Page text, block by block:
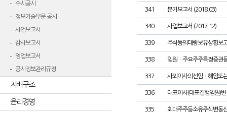
수시공시
정보기술부문 공시
사업보고서
감사보고서
영업보고서
공시정보관리규정
지배구조
윤리경영
341 분기보고서 (2018.03)
340 사업보고서 (2017.12)
339 주식등의대량보유상황보
338 임원ㆍ주요주주특정증권
337 사외이사의선임ㆍ해임또
336 대표이사(대표집행임원)
335 최대주주등소유주식변동